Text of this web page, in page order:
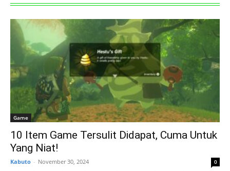
Game
10 Item Game Tersulit Didapat, Cuma Untuk
Yang Niat!
Kabuto - November 30, 2024 0